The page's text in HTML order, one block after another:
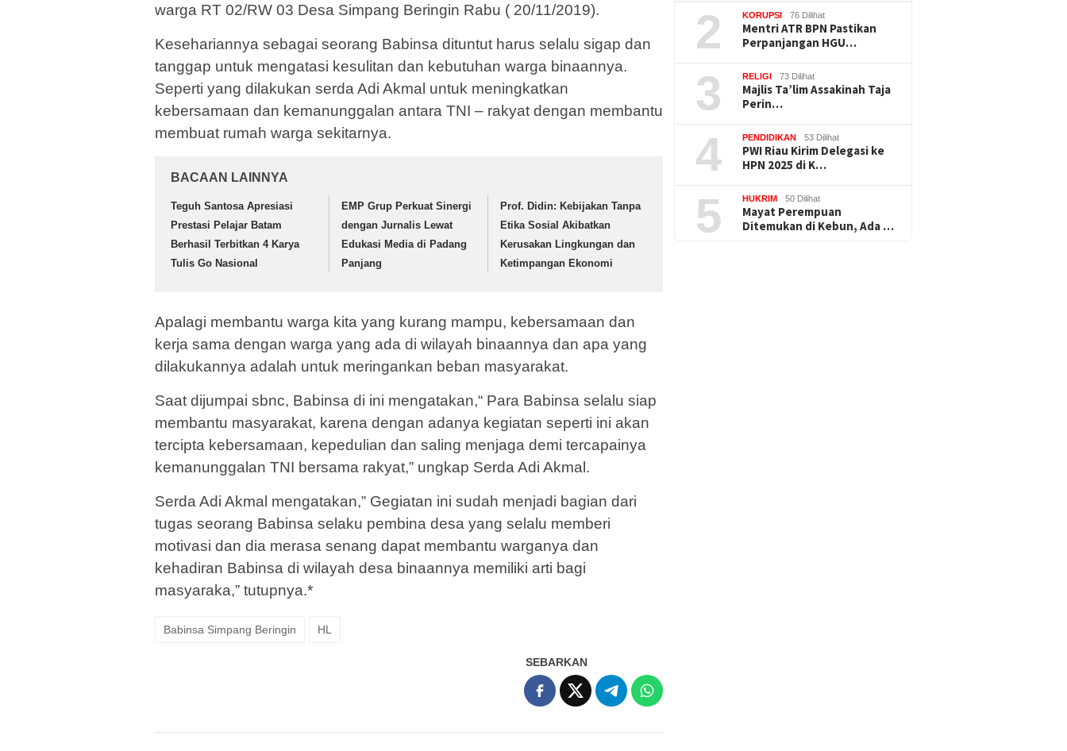
warga RT 02/RW 03 Desa Simpang Beringin Rabu ( 20/11/2019).
Kesehariannya sebagai seorang Babinsa dituntut harus selalu sigap dan
tanggap untuk mengatasi kesulitan dan kebutuhan warga binaannya.
Seperti yang dilakukan serda Adi Akmal untuk meningkatkan
kebersamaan dan kemanunggalan antara TNI – rakyat dengan membantu
membuat rumah warga sekitarnya.
BACAAN LAINNYA
Teguh Santosa Apresiasi
Prestasi Pelajar Batam
Berhasil Terbitkan 4 Karya
Tulis Go Nasional
EMP Grup Perkuat Sinergi
dengan Jurnalis Lewat
Edukasi Media di Padang
Panjang
Prof. Didin: Kebijakan Tanpa
Etika Sosial Akibatkan
Kerusakan Lingkungan dan
Ketimpangan Ekonomi
Apalagi membantu warga kita yang kurang mampu, kebersamaan dan
kerja sama dengan warga yang ada di wilayah binaannya dan apa yang
dilakukannya adalah untuk meringankan beban masyarakat.
Saat dijumpai sbnc, Babinsa di ini mengatakan,“ Para Babinsa selalu siap
membantu masyarakat, karena dengan adanya kegiatan seperti ini akan
tercipta kebersamaan, kepedulian dan saling menjaga demi tercapainya
kemanunggalan TNI bersama rakyat,” ungkap Serda Adi Akmal.
Serda Adi Akmal mengatakan,” Gegiatan ini sudah menjadi bagian dari
tugas seorang Babinsa selaku pembina desa yang selalu memberi
motivasi dan dia merasa senang dapat membantu warganya dan
kehadiran Babinsa di wilayah desa binaannya memiliki arti bagi
masyaraka,” tutupnya.*
Babinsa Simpang Beringin HL
SEBARKAN
2 KORUPSI 76 Dilihat
Mentri ATR BPN Pastikan
Perpanjangan HGU…
3 RELIGI 73 Dilihat
Majlis Ta’lim Assakinah Taja
Perin…
4 PENDIDIKAN 53 Dilihat
PWI Riau Kirim Delegasi ke
HPN 2025 di K…
5 HUKRIM 50 Dilihat
Mayat Perempuan
Ditemukan di Kebun, Ada …